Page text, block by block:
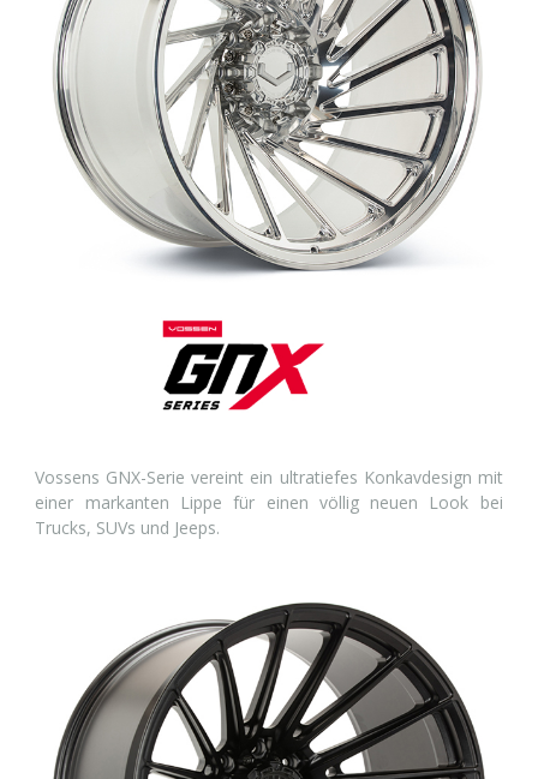
Vossens GNX-Serie vereint ein ultratiefes Konkavdesign mit
einer markanten Lippe für einen völlig neuen Look bei
Trucks, SUVs und Jeeps.